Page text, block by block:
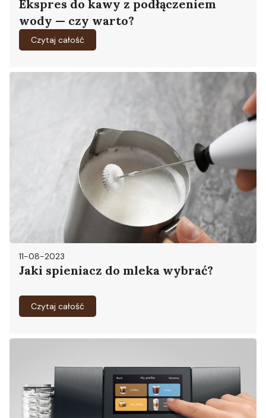
Ekspres do kawy z podłączeniem
wody — czy warto?
Czytaj całość
11-08-2023
Jaki spieniacz do mleka wybrać?
Czytaj całość